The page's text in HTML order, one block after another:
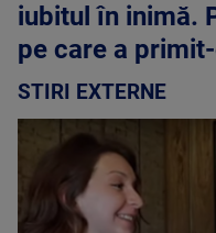
iubitul în inimă.
pe care a
STIRI EXTERNE